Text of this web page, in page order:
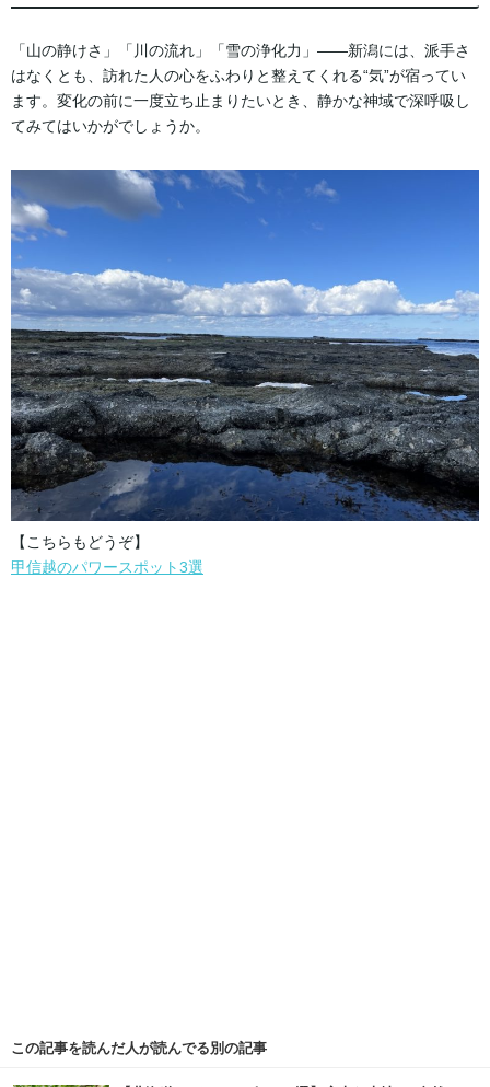
「山の静けさ」「川の流れ」「雪の浄化力」——新潟には、派手さ
はなくとも、訪れた人の心をふわりと整えてくれる“気”が宿ってい
ます。変化の前に一度立ち止まりたいとき、静かな神域で深呼吸し
てみてはいかがでしょうか。
【こちらもどうぞ】
甲信越のパワースポット3選
この記事を読んだ人が読んでる別の記事